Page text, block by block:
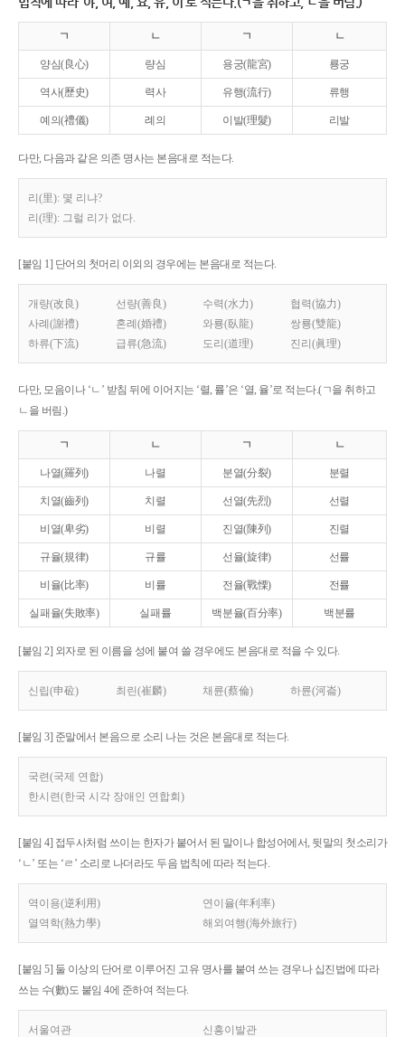
ㄱ ㄴ ㄱ ㄴ
양심(良心) 량심 용궁(龍宮) 룡궁
역사(歷史) 력사 유행(流行) 류행
예의(禮儀) 례의 이발(理髮) 리발
다만, 다음과 같은 의존 명사는 본음대로 적는다.
리(里): 몇 리냐?
리(理): 그럴 리가 없다.
[붙임 1] 단어의 첫머리 이외의 경우에는 본음대로 적는다.
개량(改良) 선량(善良) 수력(水力)
협력(協力)
사례(謝禮)
혼례(婚禮) 와룡(臥龍)
쌍룡(雙龍)
하류(下流)
급류(急流) 도리(道理) 진리(眞理)
다만, 모음이나 ‘ㄴ’ 받침 뒤에 이어지는 ‘렬, 률’은 ‘열, 율’로 적는다.(ㄱ을 취하고
ㄴ을 버림.)
ㄱ ㄴ ㄱ ㄴ
나열(羅列) 나렬 분열(分裂) 분렬
치열(齒列) 치렬 선열(先烈) 선렬
비열(卑劣) 비렬 진열(陳列) 진렬
규율(規律) 규률 선율(旋律) 선률
비율(比率) 비률 전율(戰慄) 전률
실패율(失敗率) 실패률 백분율(百分率) 백분률
[붙임 2] 외자로 된 이름을 성에 붙여 쓸 경우에도 본음대로 적을 수 있다.
신립(申砬) 최린(崔麟) 채륜(蔡倫) 하륜(河崙)
[붙임 3] 준말에서 본음으로 소리 나는 것은 본음대로 적는다.
국련(국제 연합)
한시련(한국 시각 장애인 연합회)
[붙임 4] 접두사처럼 쓰이는 한자가 붙어서 된 말이나 합성어에서, 뒷말의 첫소리가
‘ㄴ’ 또는 ‘ㄹ’ 소리로 나더라도 두음 법칙에 따라 적는다.
역이용(逆利用)
연이율(年利率)
열역학(熱力學)
해외여행(海外旅行)
[붙임 5] 둘 이상의 단어로 이루어진 고유 명사를 붙여 쓰는 경우나 십진법에 따라
쓰는 수(數)도 붙임 4에 준하여 적는다.
서울여관 신흥이발관